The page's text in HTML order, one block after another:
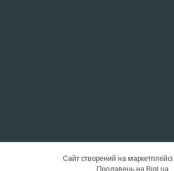
Сайт створений на маркетплейсі
Продавець на Bigl.ua